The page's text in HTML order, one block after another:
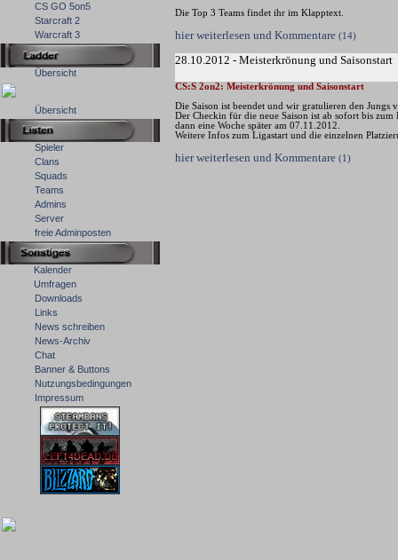
CS GO 5on5
Starcraft 2
Warcraft 3
Übersicht
Übersicht
Spieler
Clans
Squads
Teams
Admins
Server
freie Adminposten
Kalender
Umfragen
Downloads
Links
News schreiben
News-Archiv
Chat
Banner & Buttons
Nutzungsbedingungen
Impressum
Die Top 3 Teams findet ihr im Klapptext.
hier weiterlesen und Kommentare (14)
28.10.2012 - Meisterkrönung und Saisonstart
CS:S 2on2: Meisterkrönung und Saisonstart
Die Saison ist beendet und wir gratulieren den Jungs
Der Checkin für die neue Saison ist ab sofort bis zum
dann eine Woche später am 07.11.2012.
Weitere Infos zum Ligastart und die einzelnen
hier weiterlesen und Kommentare (1)